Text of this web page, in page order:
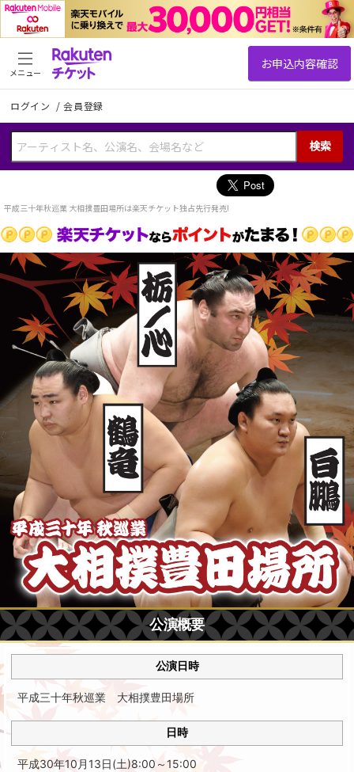
ログイン /会員登録
検索
メニュー
平成三十年秋巡業 大相撲豊田場所は楽天チケット独占先行発売!
公演概要
公演日時
平成三十年秋巡業 大相撲豊田場所
日時
平成30年10月13日(土)8:00～15:00